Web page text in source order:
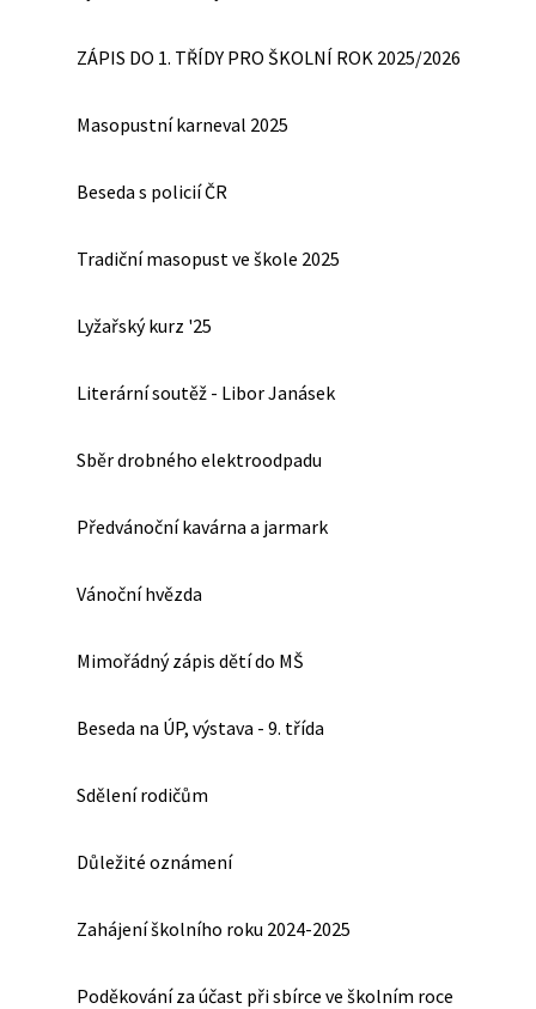
ZÁPIS DO 1. TŘÍDY PRO ŠKOLNÍ ROK 2025/2026
Masopustní karneval 2025
Beseda s policií ČR
Tradiční masopust ve škole 2025
Lyžařský kurz '25
Literární soutěž - Libor Janásek
Sběr drobného elektroodpadu
Předvánoční kavárna a jarmark
Vánoční hvězda
Mimořádný zápis dětí do MŠ
Beseda na ÚP, výstava - 9. třída
Sdělení rodičům
Důležité oznámení
Zahájení školního roku 2024-2025
Poděkování za účast při sbírce ve školním roce